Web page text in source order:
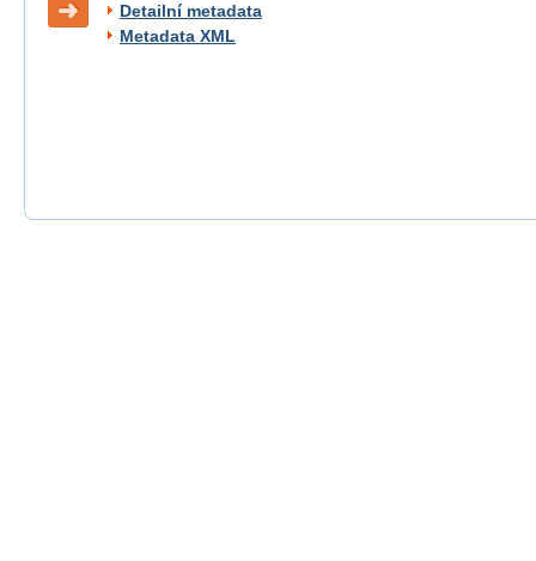
Detailní metadata
Metadata XML